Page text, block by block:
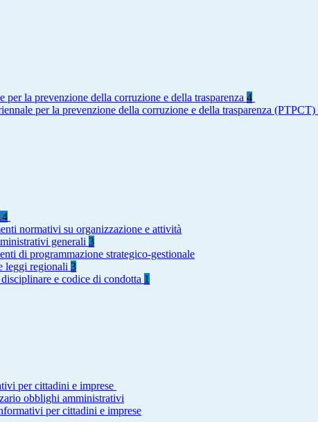
per la prevenzione della corruzione e della trasparenza 4
per la prevenzione della corruzione e della trasparenza (PTPCT)
normativi su organizzazione e attività
generali 3
di programmazione strategico-gestionale
leggi regionali 3
e codice di condotta 1
per cittadini e imprese
obblighi amministrativi
per cittadini e imprese